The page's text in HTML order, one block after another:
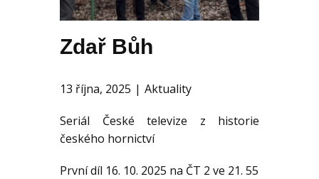
Zdař Bůh
13 října, 2025 Aktuality
Seriál České televize z historie
českého hornictví
První díl 16. 10. 2025 na ČT 2 ve 21. 55